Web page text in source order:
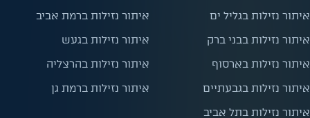
איתור נזילות בגליל ים
איתור נזילות ברמת אביב
איתור נזילות בבני ברק
איתור נזילות בגעש
איתור נזילות בארסוף
איתור נזילות בהרצליה
איתור נזילות בגבעתיים
איתור נזילות ברמת גן
איתור נזילות בתל אביב